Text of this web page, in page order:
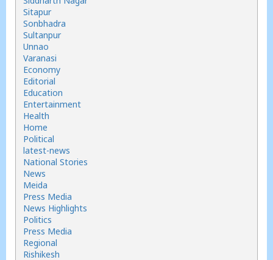
Sitapur
Sonbhadra
Sultanpur
Unnao
Varanasi
Economy
Editorial
Education
Entertainment
Health
Home
Political
latest-news
National Stories
News
Meida
Press Media
News Highlights
Politics
Press Media
Regional
Rishikesh